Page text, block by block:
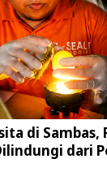
di Sambas,
dari